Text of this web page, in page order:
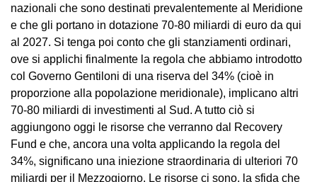
nazionali che sono destinati prevalentemente al Meridione
e che gli portano in dotazione 70-80 miliardi di euro da qui
al 2027. Si tenga poi conto che gli stanziamenti ordinari,
ove si applichi finalmente la regola che abbiamo introdotto
col Governo Gentiloni di una riserva del 34% (cioè in
proporzione alla popolazione meridionale), implicano altri
70-80 miliardi di investimenti al Sud. A tutto ciò si
aggiungono oggi le risorse che verranno dal Recovery
Fund e che, ancora una volta applicando la regola del
34%, significano una iniezione straordinaria di ulteriori 70
miliardi per il Mezzogiorno. Le risorse ci sono, la sfida che